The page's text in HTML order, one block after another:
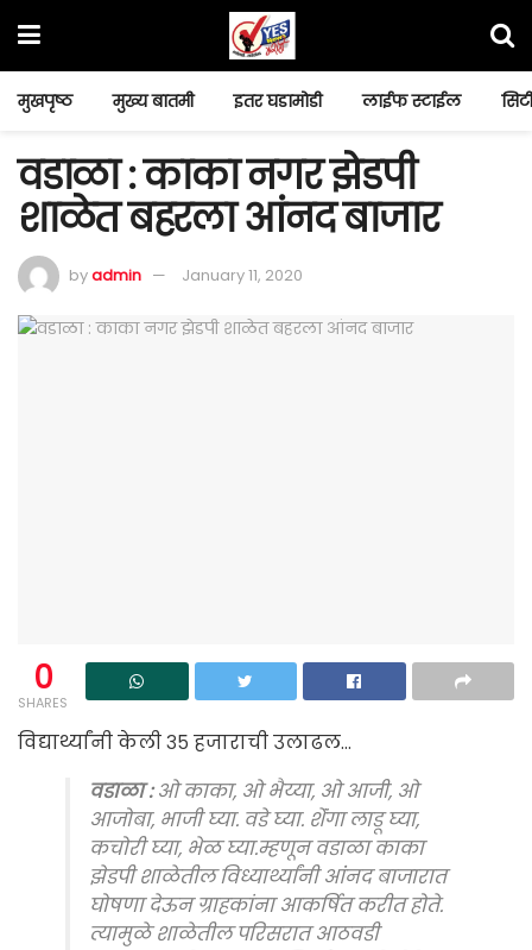
मुखपृष्ठ मुख्य बातमी इतर घडामोडी लाईफ स्टाईल
वडाळा : काका नगर झेडपी
शाळेत बहरला आंनद बाजार
byadmin January 11, 2020
0
SHARES
विद्यार्थ्यांनी केली ३५ हजाराची उलाढल…
वडाळा :ओ काका, ओ भैय्या, ओ आजी, ओ
आजोबा, भाजी घ्या. वडे घ्या. शेंंगा लाडू घ्या,
कचोरी घ्या, भेळ घ्या.म्हणून वडाळा काका
झेडपी शाळेतील विध्यार्थ्यांनी आंंनद बाजारात
घोषणा देऊन ग्राहकांना आकर्षित करीत होते.
त्यामुळे शाळेतील परिसरात आठवडी